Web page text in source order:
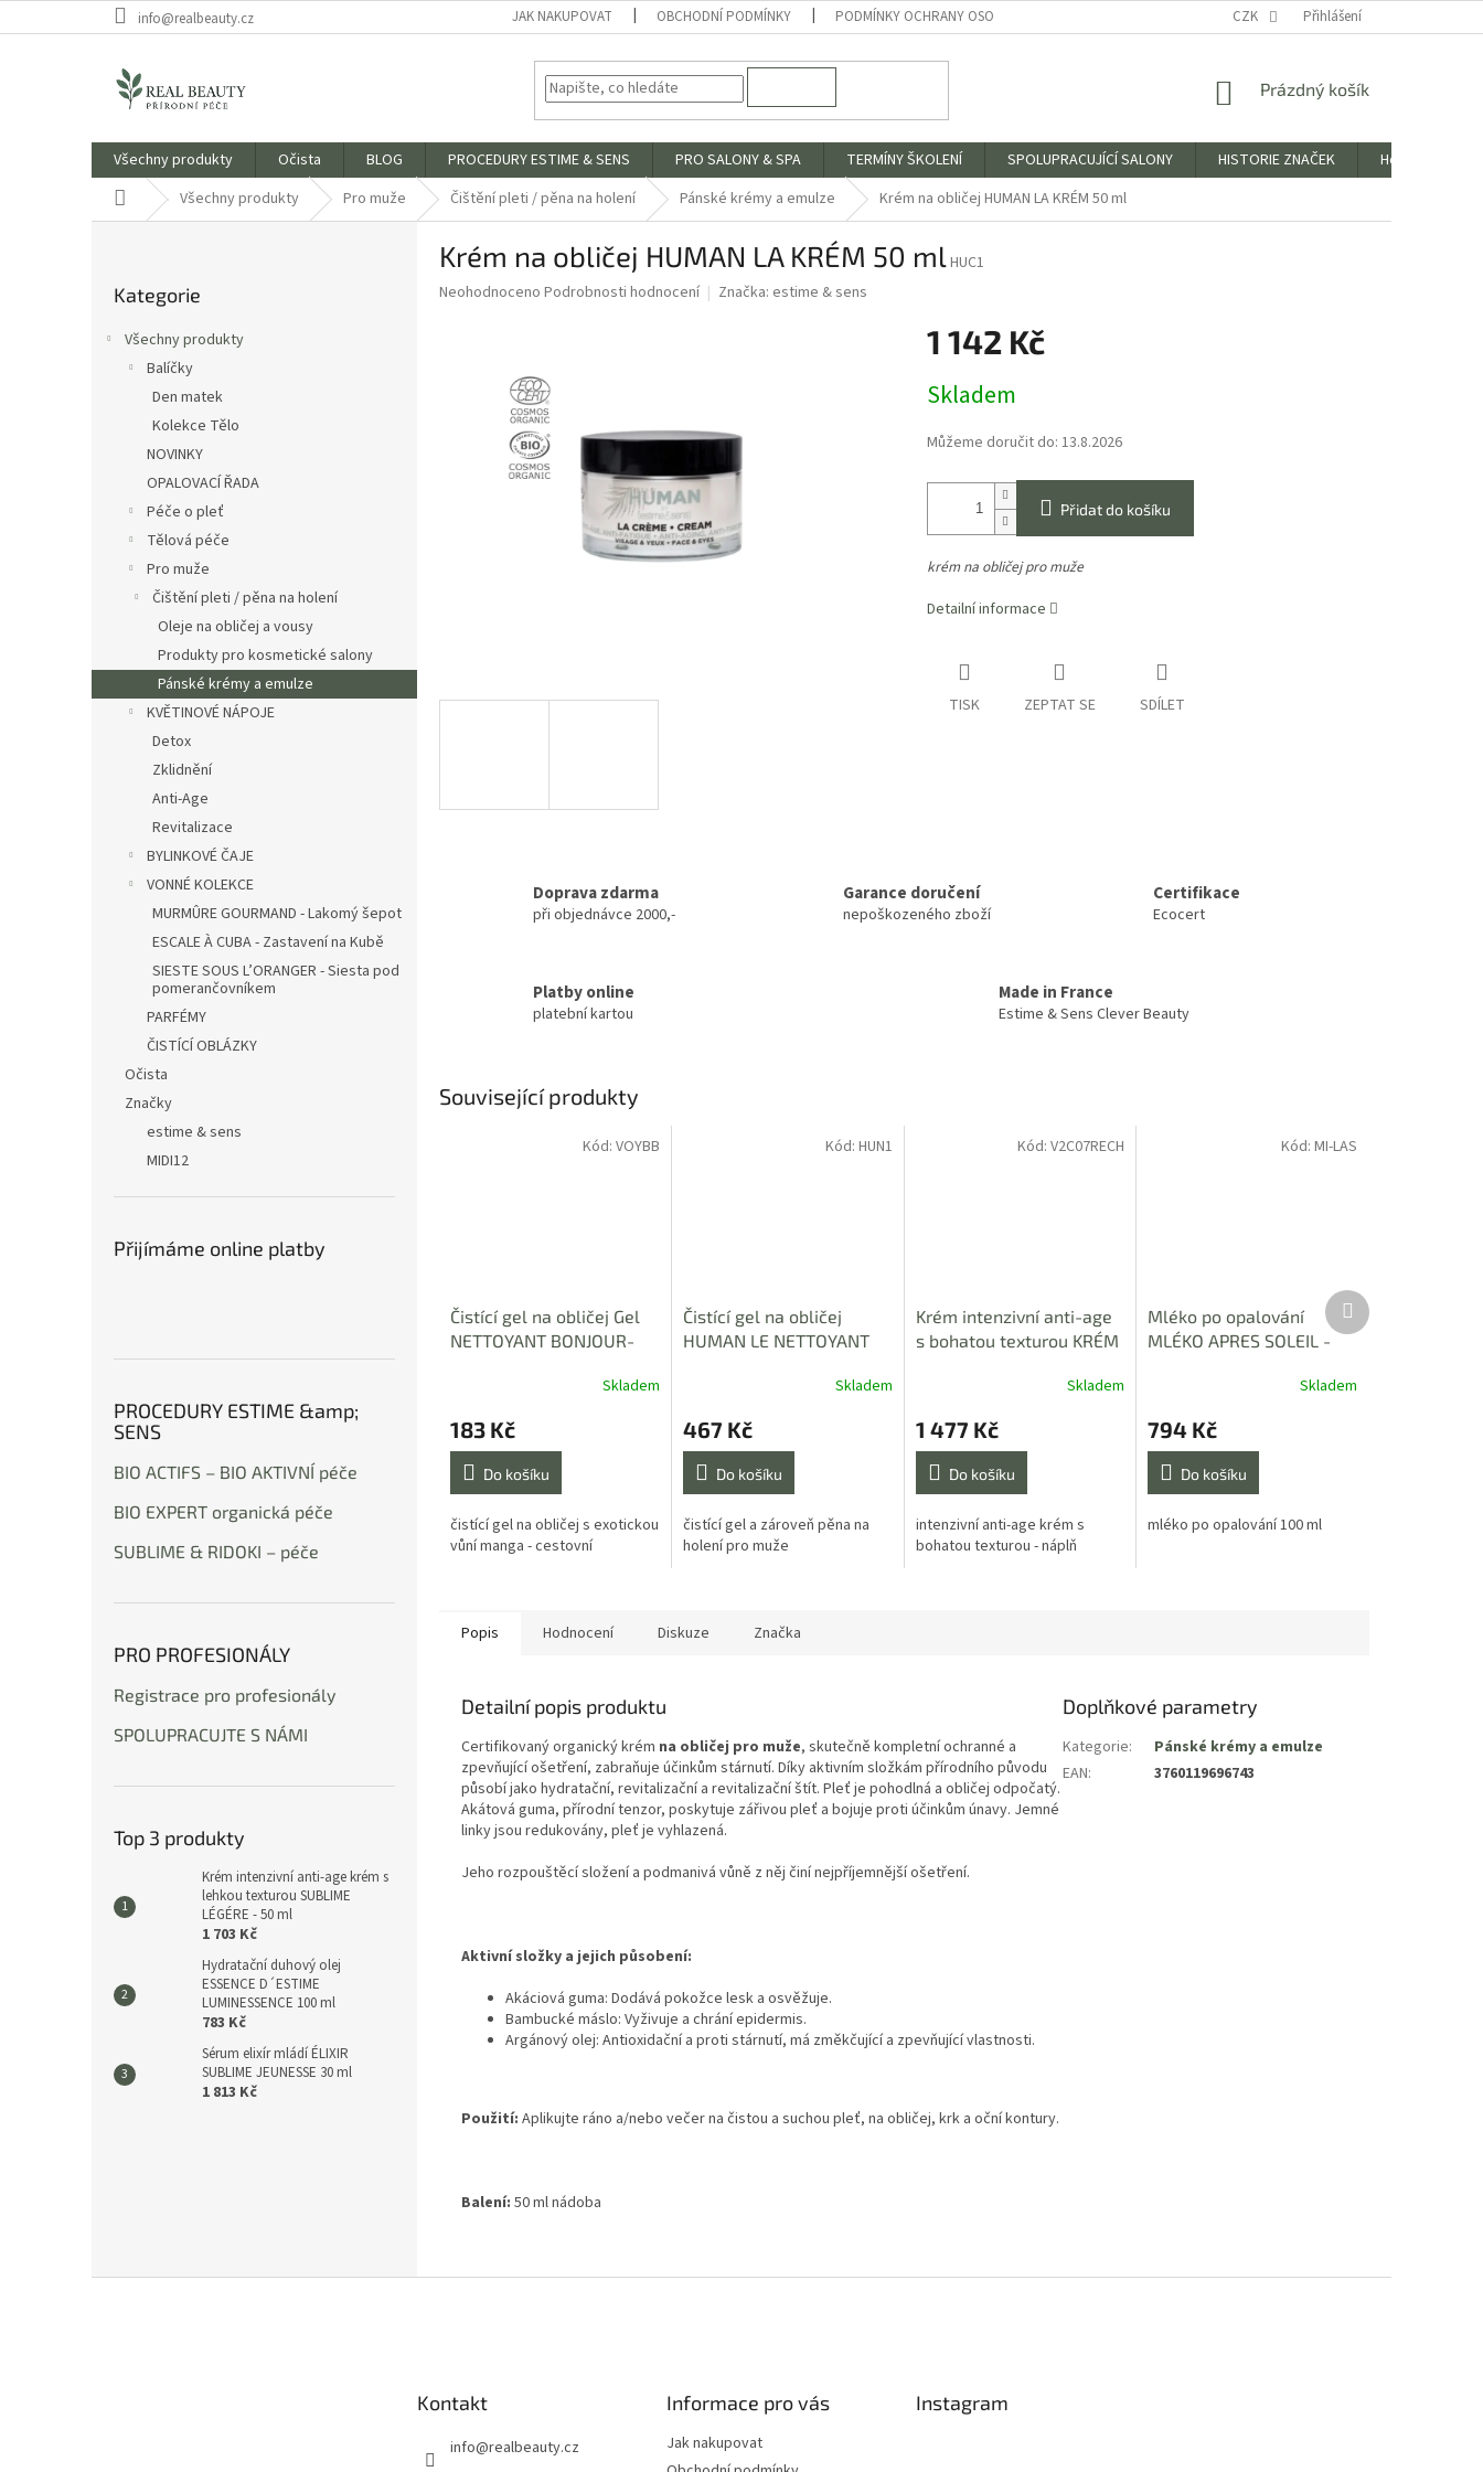
na
info@realbeauty.cz JAK NAKUPOVAT OBCHODNÍ PODMÍNKY PODMÍNKY OCHRANY OSOBNÍCH ÚDAJŮ CZK Přihlášení
NÁKUPNÍ
Prázdný košík
Všechny produkty Očista BLOG PROCEDURY ESTIME & SENS PRO SALONY & SPA TERMÍNY ŠKOLENÍ SPOLUPRACUJÍCÍ SALONY HISTORIE ZNAČEK
Hodnocení
Domů Všechny produkty Pro muže Čištění pleti / pěna na holení Pánské krémy a emulze Krém na obličej HUMAN LA KRÉM 50 ml
kategorie
Kategorie
Všechny produkty
Balíčky
Den matek
Kolekce Tělo
NOVINKY
OPALOVACÍ ŘADA
Péče o pleť
Tělová péče
Pro muže
Čištění pleti / pěna na holení
Oleje na obličej a vousy
Produkty pro kosmetické salony
Pánské krémy a emulze
KVĚTINOVÉ NÁPOJE
Detox
Zklidnění
Anti-Age
Revitalizace
BYLINKOVÉ ČAJE
VONNÉ KOLEKCE
MURMÛRE GOURMAND - Lakomý šepot
ESCALE À CUBA - Zastavení na Kubě
SIESTE SOUS L’ORANGER - Siesta pod
pomerančovníkem
PARFÉMY
ČISTÍCÍ OBLÁZKY
Očista
Značky
estime & sens
MIDI12
Přijímáme online platby
PROCEDURY ESTIME &amp;
SENS
BIO ACTIFS – BIO AKTIVNÍ péče
BIO EXPERT organická péče
SUBLIME & RIDOKI – péče
PRO PROFESIONÁLY
Registrace pro profesionály
SPOLUPRACUJTE S NÁMI
Top 3 produkty
Krém intenzivní anti-age krém s
lehkou texturou SUBLIME
LÉGÉRE - 50 ml
1 703 Kč
Hydratační duhový olej
ESSENCE D´ESTIME
LUMINESSENCE 100 ml
783 Kč
Sérum elixír mládí ÉLIXIR
SUBLIME JEUNESSE 30 ml
1 813 Kč
Krém na obličej HUMAN LA KRÉM 50 mlHUC1
Průměrné
hvězdiček.
Neohodnoceno Podrobnosti hodnocení Značka: estime & sens
1 142 Kč
cena:
Skladem
Můžeme doručit do: 13.8.2026
Přidat do košíku
krém na obličej pro muže
Detailní informace
TISK ZEPTAT SE SDÍLET
Doprava zdarma
při objednávce 2000,-
Garance doručení
nepoškozeného zboží
Certifikace
Ecocert
Platby online
platební kartou
Made in France
Estime & Sens Clever Beauty
Související produkty
Čistící gel na obličej Gel
NETTOYANT BONJOUR-
produktu
je
5,0
z
5
hvězdiček.
Skladem
183 Kč
Do košíku
čistící gel na obličej s exotickou
vůní manga - cestovní
Kód: VOYBB
Čistící gel na obličej
HUMAN LE NETTOYANT
Skladem
467 Kč
Do košíku
čistící gel a zároveň pěna na
holení pro muže
Kód: HUN1
Krém intenzivní anti-age
s bohatou texturou KRÉM
produktu
je
5,0
z
5
hvězdiček.
Skladem
1 477 Kč
Do košíku
intenzivní anti-age krém s
bohatou texturou - náplň
Kód:V2C07RECH
Mléko po opalování
MLÉKO APRES SOLEIL -
Skladem
794 Kč
Do košíku
mléko po opalování 100 ml
Kód: MI-LAS
Další
produkt
Popis Hodnocení Diskuze Značka
Detailní popis produktu
Certifikovaný organický krém na obličej pro muže, skutečně kompletní ochranné a
zpevňující ošetření, zabraňuje účinkům stárnutí. Díky aktivním složkám přírodního původu
působí jako hydratační, revitalizační a revitalizační štít. Pleť je pohodlná a obličej odpočatý.
Akátová guma, přírodní tenzor, poskytuje zářivou pleť a bojuje proti účinkům únavy. Jemné
linky jsou redukovány, pleť je vyhlazená.
Jeho rozpouštěcí složení a podmanivá vůně z něj činí nejpříjemnější ošetření.
Aktivní složky a jejich působení:
Akáciová guma: Dodává pokožce lesk a osvěžuje.
Bambucké máslo: Vyživuje a chrání epidermis.
Argánový olej: Antioxidační a proti stárnutí, má změkčující a zpevňující vlastnosti.
Použití: Aplikujte ráno a/nebo večer na čistou a suchou pleť, na obličej, krk a oční kontury.
Balení: 50 ml nádoba
Doplňkové parametry
Kategorie:
Pánské krémy a emulze
EAN: 3760119696743
Kontakt
info@realbeauty.cz
Informace pro vás
Jak nakupovat
Instagram